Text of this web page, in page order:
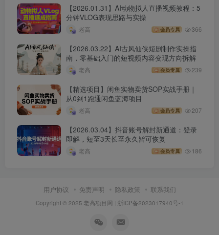
【2026.01.31】AI动物拟人直播视频教程：5
分钟VLOG表现思路与实操
老高 会员专属 366
【2026.03.22】AI古风仙侠短剧制作实操指
南，零基础入门的短视频内容变现方向拆解
老高 会员专属 239
【精选项目】闲鱼实物卖货SOP实战手册｜
从0到1跑通闲鱼蓝海项目
老高 会员专属 207
【2026.03.04】抖音账号解封新通道：登录
即解，短至3天长至永久皆可恢复
老高 会员专属 186
用户协议 免责声明 隐私政策 联系我们
Copyright © 2025 老高项目网 | 浙ICP备2023017940号-1